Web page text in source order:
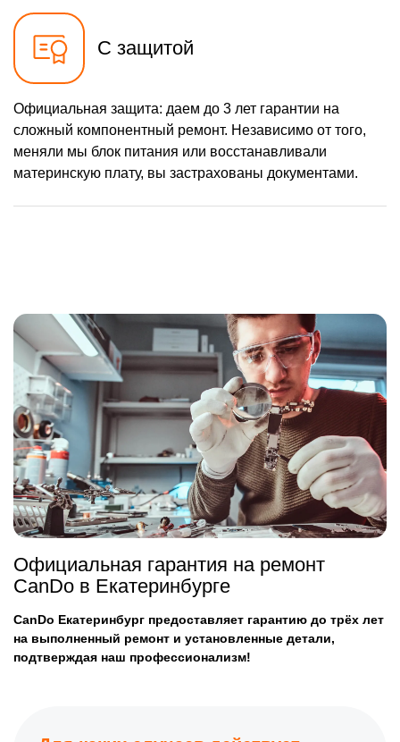
С защитой
Официальная защита: даем до 3 лет гарантии на
сложный компонентный ремонт. Независимо от того,
меняли мы блок питания или восстанавливали
материнскую плату, вы застрахованы документами.
Официальная гарантия на ремонт
CanDo в Екатеринбурге
CanDo Екатеринбург предоставляет гарантию до трёх лет
на выполненный ремонт и установленные детали,
подтверждая наш профессионализм!